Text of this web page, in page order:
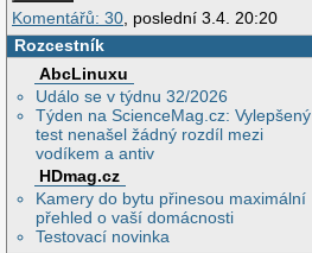
Komentářů: 30 , poslední 3.4. 20:20
Rozcestník
AbcLinuxu
Událo se v týdnu 32/2026
Týden na ScienceMag.cz: Vylepšený
test nenašel žádný rozdíl mezi
vodíkem a antiv
HDmag.cz
Kamery do bytu přinesou maximální
přehled o vaší domácnosti
Testovací novinka